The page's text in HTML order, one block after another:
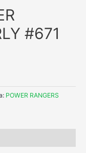
#671
POWER RANGERS